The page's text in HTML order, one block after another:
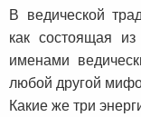
В ведической
как состоящая
именами
любой другой
Какие же три